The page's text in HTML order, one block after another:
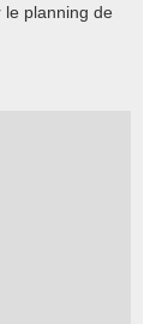
planning de